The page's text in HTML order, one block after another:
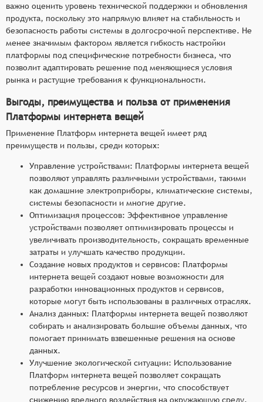
важно оценить уровень технической поддержки и обновления
продукта, поскольку это напрямую влияет на стабильность и
безопасность работы системы в долгосрочной перспективе. Не
менее значимым фактором является гибкость настройки
платформы под специфические потребности бизнеса, что
позволит адаптировать решение под меняющиеся условия
рынка и растущие требования к функциональности.
Выгоды, преимущества и польза от применения
Платформы интернета вещей
Применение Платформ интернета вещей имеет ряд
преимуществ и пользы, среди которых:
Управление устройствами: Платформы интернета вещей
позволяют управлять различными устройствами, такими
как домашние электроприборы, климатические системы,
системы безопасности и многие другие.
Оптимизация процессов: Эффективное управление
устройствами позволяет оптимизировать процессы и
увеличивать производительность, сокращать временные
затраты и улучшать качество продукции.
Создание новых продуктов и сервисов: Платформы
интернета вещей создают новые возможности для
разработки инновационных продуктов и сервисов,
которые могут быть использованы в различных отраслях.
Анализ данных: Платформы интернета вещей позволяют
собирать и анализировать большие объемы данных, что
помогает принимать взвешенные решения на основе
данных.
Улучшение экологической ситуации: Использование
Платформ интернета вещей позволяет сокращать
потребление ресурсов и энергии, что способствует
снижению вредного воздействия на окружающую среду.